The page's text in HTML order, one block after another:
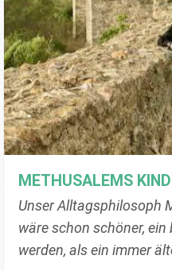
METHUSALEMS
Unser Alltagsphilosoph
wäre schon schöner,
werden, als ein immer